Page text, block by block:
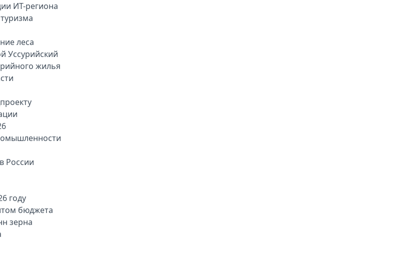
ИТ-региона
леса
Уссурийский
жилья
России
году
бюджета
зерна